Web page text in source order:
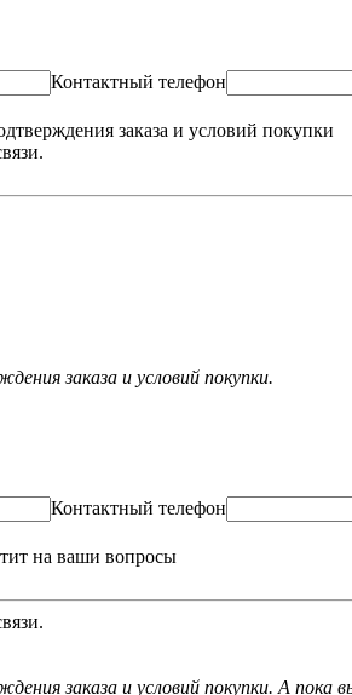
Контактный телефон
заказа и условий покупки
заказа и условий покупки.
Контактный телефон
на ваши вопросы
заказа и условий покупки. А